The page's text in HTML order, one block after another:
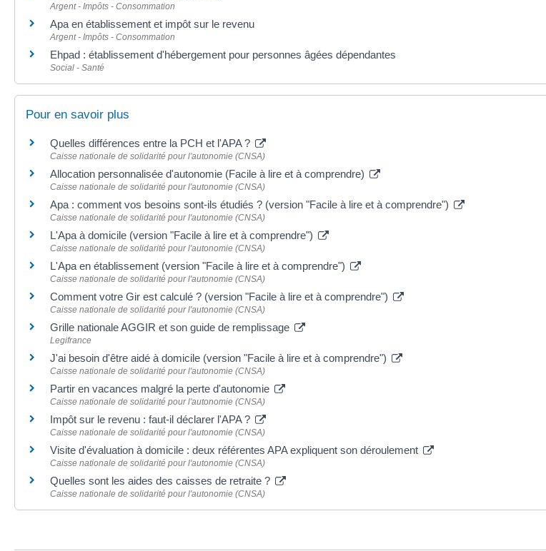
Argent - Impôts - Consommation
Apa en établissement et impôt sur le revenu
Argent - Impôts - Consommation
Ehpad : établissement d'hébergement pour personnes âgées dépendantes
Social - Santé
Pour en savoir plus
Quelles différences entre la PCH et l'APA ?
Caisse nationale de solidarité pour l'autonomie (CNSA)
Allocation personnalisée d'autonomie (Facile à lire et à comprendre)
Caisse nationale de solidarité pour l'autonomie (CNSA)
Apa : comment vos besoins sont-ils étudiés ? (version "Facile à lire et à comprendre")
Caisse nationale de solidarité pour l'autonomie (CNSA)
L'Apa à domicile (version "Facile à lire et à comprendre")
Caisse nationale de solidarité pour l'autonomie (CNSA)
L'Apa en établissement (version "Facile à lire et à comprendre")
Caisse nationale de solidarité pour l'autonomie (CNSA)
Comment votre Gir est calculé ? (version "Facile à lire et à comprendre")
Caisse nationale de solidarité pour l'autonomie (CNSA)
Grille nationale AGGIR et son guide de remplissage
Legifrance
J'ai besoin d'être aidé à domicile (version "Facile à lire et à comprendre")
Caisse nationale de solidarité pour l'autonomie (CNSA)
Partir en vacances malgré la perte d'autonomie
Caisse nationale de solidarité pour l'autonomie (CNSA)
Impôt sur le revenu : faut-il déclarer l'APA ?
Caisse nationale de solidarité pour l'autonomie (CNSA)
Visite d'évaluation à domicile : deux référentes APA expliquent son déroulement
Caisse nationale de solidarité pour l'autonomie (CNSA)
Quelles sont les aides des caisses de retraite ?
Caisse nationale de solidarité pour l'autonomie (CNSA)